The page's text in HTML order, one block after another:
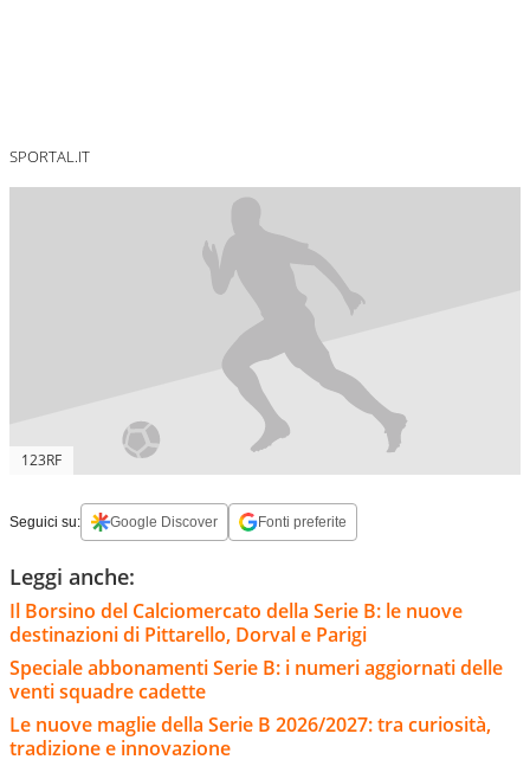
SPORTAL.IT
123RF
Seguici su: Google Discover Fonti preferite
Leggi anche:
Il Borsino del Calciomercato della Serie B: le nuove
destinazioni di Pittarello, Dorval e Parigi
Speciale abbonamenti Serie B: i numeri aggiornati delle
venti squadre cadette
Le nuove maglie della Serie B 2026/2027: tra curiosità,
tradizione e innovazione